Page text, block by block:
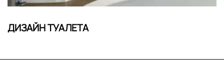
ДИЗАЙН ТУАЛЕТА